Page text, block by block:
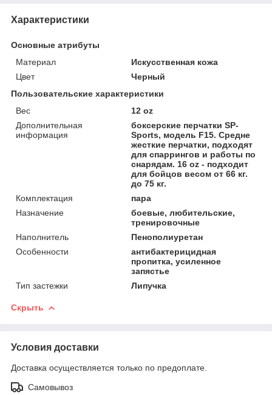
Характеристики
Основные атрибуты
Материал
Искусственная кожа
Цвет
Черный
Пользовательские характеристики
Вес
12 oz
Дополнительная
информация
боксерские перчатки SP-
Sports, модель F15. Средне
жесткие перчатки, подходят
для спаррингов и работы по
снарядам. 16 oz - подходит
для бойцов весом от 66 кг.
до 75 кг.
Комплектация
пара
Назначение
боевые, любительские,
тренировочные
Наполнитель
Пенополиуретан
Особенности
антибактерицидная
пропитка, усиленное
запястье
Тип застежки
Липучка
Скрыть
Условия доставки
Доставка осуществляется только по предоплате.
Самовывоз